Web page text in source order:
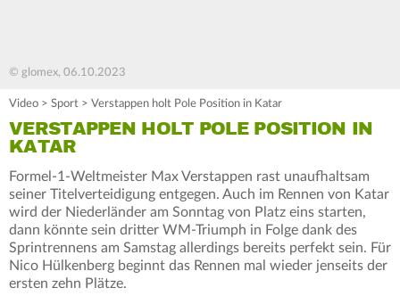
© glomex, 06.10.2023
Video > Sport > Verstappen holt Pole Position in Katar
VERSTAPPEN HOLT POLE POSITION IN
KATAR
Formel-1-Weltmeister Max Verstappen rast unaufhaltsam
seiner Titelverteidigung entgegen. Auch im Rennen von Katar
wird der Niederländer am Sonntag von Platz eins starten,
dann könnte sein dritter WM-Triumph in Folge dank des
Sprintrennens am Samstag allerdings bereits perfekt sein. Für
Nico Hülkenberg beginnt das Rennen mal wieder jenseits der
ersten zehn Plätze.